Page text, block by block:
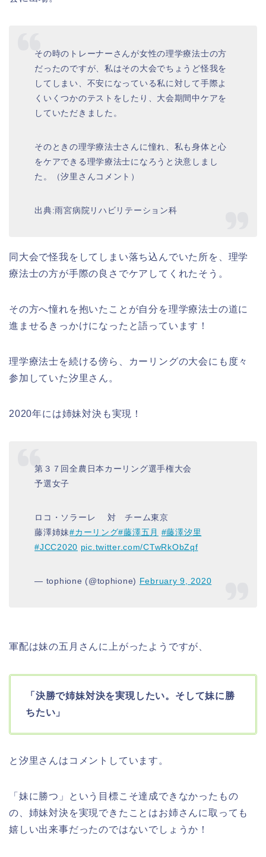
その時のトレーナーさんが女性の理学療法士の方
だったのですが、私はその大会でちょうど怪我を
してしまい、不安になっている私に対して手際よ
くいくつかのテストをしたり、大会期間中ケアを
していただきました。
そのときの理学療法士さんに憧れ、私も身体と心
をケアできる理学療法士になろうと決意しまし
た。（汐里さんコメント）
出典:雨宮病院リハビリテーション科
同大会で怪我をしてしまい落ち込んでいた所を、理学
療法士の方が手際の良さでケアしてくれたそう。
その方へ憧れを抱いたことが自分を理学療法士の道に
進ませるきっかけになったと語っています！
理学療法士を続ける傍ら、カーリングの大会にも度々
参加していた汐里さん。
2020年には姉妹対決も実現！
第３７回全農日本カーリング選手権大会
予選女子
ロコ・ソラーレ 対 チーム東京
藤澤姉妹#カーリング#藤澤五月 #藤澤汐里
#JCC2020 pic.twitter.com/CTwRkObZqf
— tophione (@tophione) February 9, 2020
軍配は妹の五月さんに上がったようですが、
「決勝で姉妹対決を実現したい。そして妹に勝
ちたい」
と汐里さんはコメントしています。
「妹に勝つ」という目標こそ達成できなかったもの
の、姉妹対決を実現できたことはお姉さんに取っても
嬉しい出来事だったのではないでしょうか！